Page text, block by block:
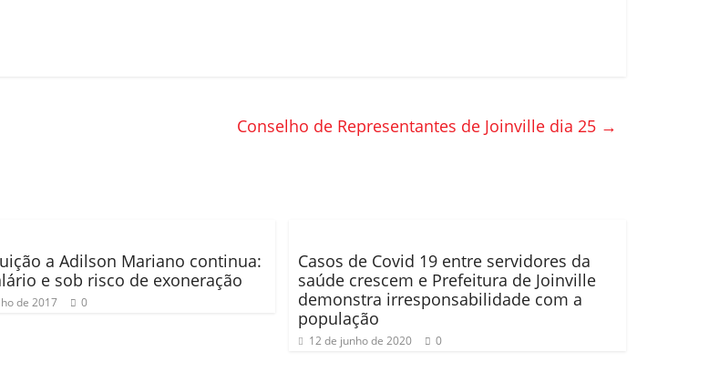
Conselho de Representantes de Joinville dia 25 →
a Adilson Mariano continua:
e sob risco de exoneração
de 2017 0
Casos de Covid 19 entre servidores da
saúde crescem e Prefeitura de Joinville
demonstra irresponsabilidade com a
população
12 de junho de 2020 0